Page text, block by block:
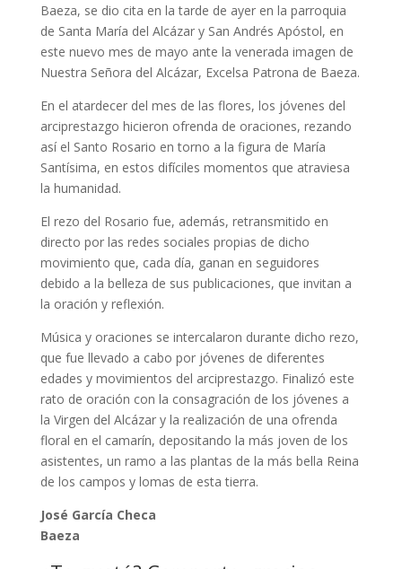
Baeza, se dio cita en la tarde de ayer en la parroquia
de Santa María del Alcázar y San Andrés Apóstol, en
este nuevo mes de mayo ante la venerada imagen de
Nuestra Señora del Alcázar, Excelsa Patrona de Baeza.
En el atardecer del mes de las flores, los jóvenes del
arciprestazgo hicieron ofrenda de oraciones, rezando
así el Santo Rosario en torno a la figura de María
Santísima, en estos difíciles momentos que atraviesa
la humanidad.
El rezo del Rosario fue, además, retransmitido en
directo por las redes sociales propias de dicho
movimiento que, cada día, ganan en seguidores
debido a la belleza de sus publicaciones, que invitan a
la oración y reflexión.
Música y oraciones se intercalaron durante dicho rezo,
que fue llevado a cabo por jóvenes de diferentes
edades y movimientos del arciprestazgo. Finalizó este
rato de oración con la consagración de los jóvenes a
la Virgen del Alcázar y la realización de una ofrenda
floral en el camarín, depositando la más joven de los
asistentes, un ramo a las plantas de la más bella Reina
de los campos y lomas de esta tierra.
José García Checa
Baeza